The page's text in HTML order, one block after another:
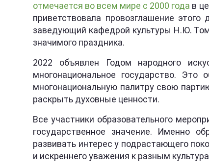
отмечается во всем мире с 2000 года в
приветствовала провозглашение
заведующий кафедрой культуры Н.Ю.
значимого праздника.
2022 объявлен Годом народного
многонациональное государство.
многонациональную палитру свою
раскрыть духовные ценности.
Все участники образовательного
государственное значение. Именно
развивать интерес у подрастающего
и искреннего уважения к разным